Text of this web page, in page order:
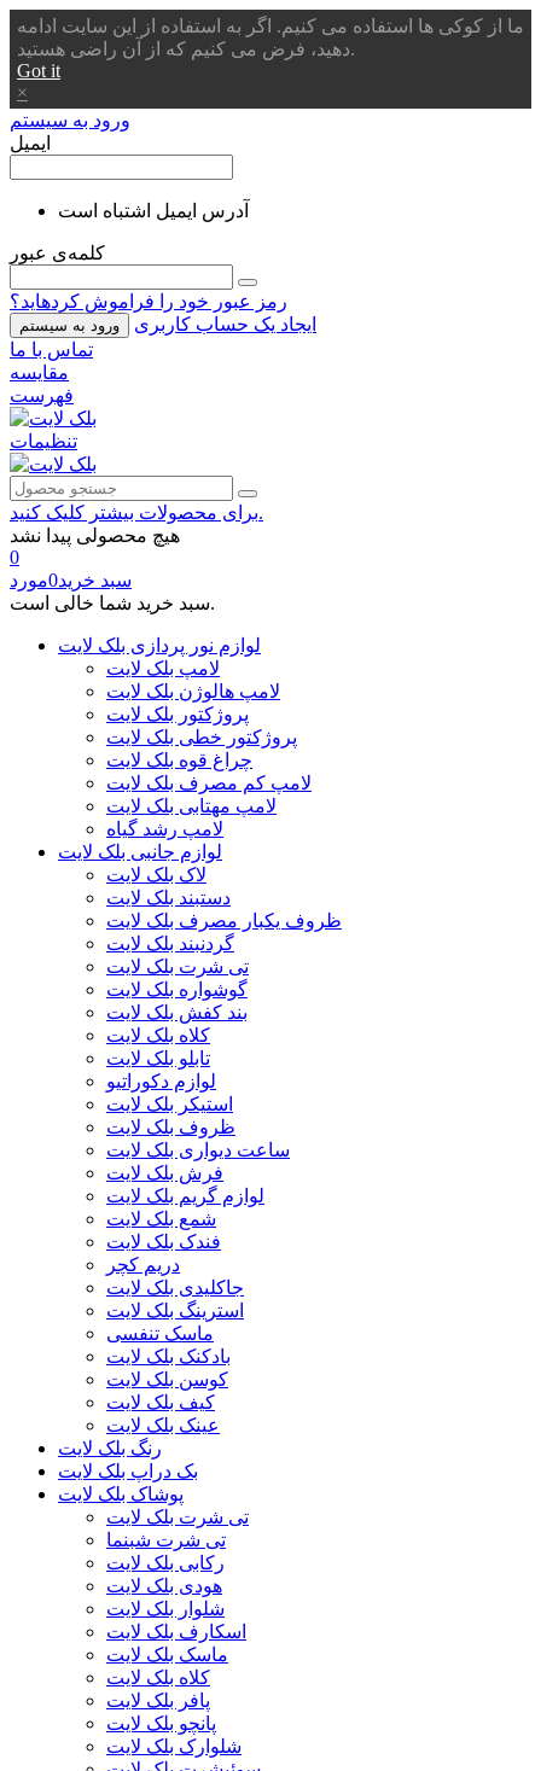
ما از کوکی ها استفاده می کنیم. اگر به استفاده از این سایت ادامه
دهید، فرض می کنیم که از آن راضی هستید.
Got it
×
ورود به سیستم
ایمیل
آدرس ایمیل اشتباه است
کلمه‌ی عبور
رمز عبور خود را فراموش کردهاید؟
ورود به سیستم
ایجاد یک حساب کاربری
تماس با ما
مقایسه
فهرست
تنظیمات
برای محصولات بیشتر کلیک کنید.
هیچ محصولی پیدا نشد
0
سبد خرید0مورد
سبد خرید شما خالی است.
لوازم نور پردازی بلک لایت
لامپ بلک لایت
لامپ هالوژن بلک لایت
پروژکتور بلک لایت
پروژکتور خطی بلک لایت
چراغ قوه بلک لایت
لامپ کم مصرف بلک لایت
لامپ مهتابی بلک لایت
لامپ رشد گیاه
لوازم جانبی بلک لایت
لاک بلک لایت
دستبند بلک لایت
ظروف یکبار مصرف بلک لایت
گردنبند بلک لایت
تی شرت بلک لایت
گوشواره بلک لایت
بند کفش بلک لایت
کلاه بلک لایت
تابلو بلک لایت
لوازم دکوراتیو
استیکر بلک لایت
ظروف بلک لایت
ساعت دیواری بلک لایت
فرش بلک لایت
لوازم گریم بلک لایت
شمع بلک لایت
فندک بلک لایت
دریم کچر
جاکلیدی بلک لایت
استرینگ بلک لایت
ماسک تنفسی
بادکنک بلک لایت
کوسن بلک لایت
کیف بلک لایت
عینک بلک لایت
رنگ بلک لایت
بک دراپ بلک لایت
پوشاک بلک لایت
تی شرت بلک لایت
تی شرت شبنما
رکابی بلک لایت
هودی بلک لایت
شلوار بلک لایت
اسکارف بلک لایت
ماسک بلک لایت
کلاه بلک لایت
پافر بلک لایت
پانچو بلک لایت
شلوارک بلک لایت